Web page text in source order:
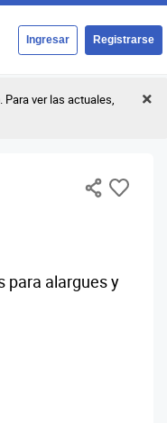
Ingresar Registrarse
Para ver las actuales,
para alargues y